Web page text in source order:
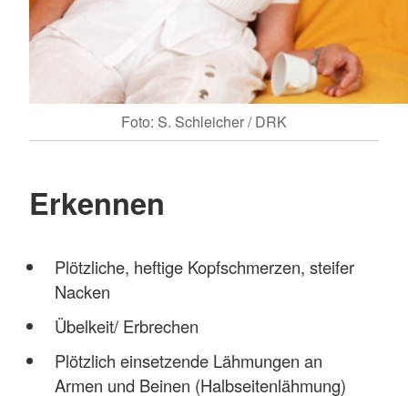
Foto: S. Schleicher / DRK
Erkennen
Plötzliche, heftige Kopfschmerzen, steifer
Nacken
Übelkeit/ Erbrechen
Plötzlich einsetzende Lähmungen an
Armen und Beinen (Halbseitenlähmung)